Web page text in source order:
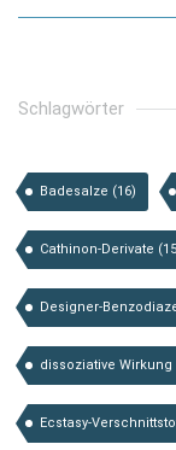
Schlagwörter
Badesalze (16)
Cathinon-Derivate
Designer-
dissoziative Wirkung
Ecstasy-